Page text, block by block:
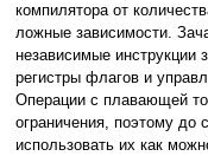
компилятора от
ложные зависимости.
независимые инструкции
регистры флагов и
Операции с плавающей
ограничения, поэтому до
использовать их как